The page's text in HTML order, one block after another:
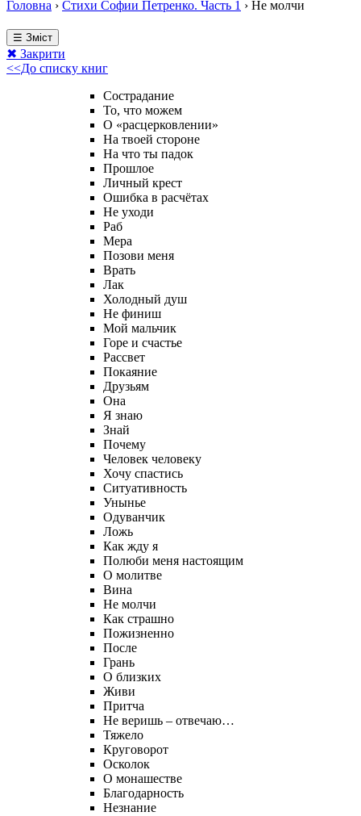
Головна › Стихи Софии Петренко. Часть 1 › Не молчи
☰ Зміст
✖ Закрити
<<До списку книг
Сострадание
То, что можем
О «расцерковлении»
На твоей стороне
На что ты падок
Прошлое
Личный крест
Ошибка в расчётах
Не уходи
Раб
Мера
Позови меня
Врать
Лак
Холодный душ
Не финиш
Мой мальчик
Горе и счастье
Рассвет
Покаяние
Друзьям
Она
Я знаю
Знай
Почему
Человек человеку
Хочу спастись
Ситуативность
Унынье
Одуванчик
Ложь
Как жду я
Полюби меня настоящим
О молитве
Вина
Не молчи
Как страшно
Пожизненно
После
Грань
О близких
Живи
Притча
Не веришь – отвечаю…
Тяжело
Круговорот
Осколок
О монашестве
Благодарность
Незнание